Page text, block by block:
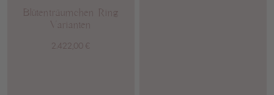
Blütenträumchen Ring
Varianten
2.422,00 €